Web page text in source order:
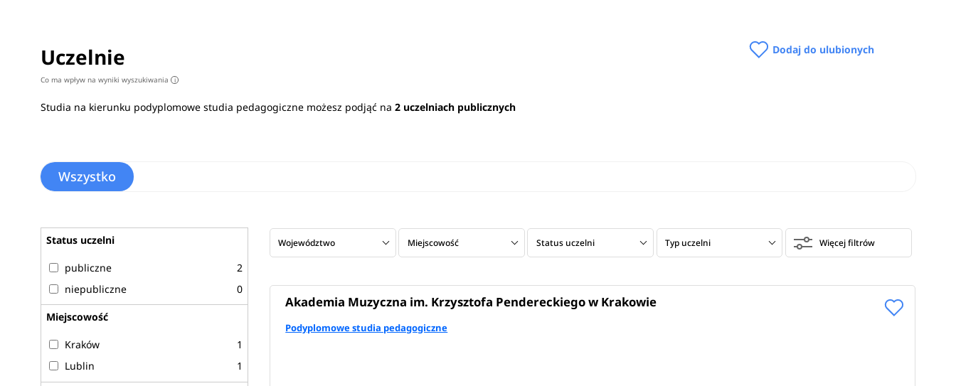
Uczelnie
Co ma wpływ na wyniki wyszukiwania i
Dodaj do ulubionych
Studia na kierunku podyplomowe studia pedagogiczne możesz podjąć na2 uczelniach publicznych
Wszystko
Województwo Miejscowość Status uczelni Typ uczelni Więcej filtrów
Akademia Muzyczna im. Krzysztofa Pendereckiego w Krakowie
Podyplomowe studia pedagogiczne
Status uczelni
publiczne
2
niepubliczne
0
Miejscowość
Kraków
1
Lublin
1